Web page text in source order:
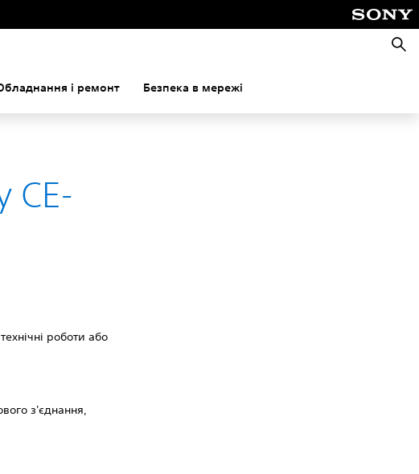
і ремонт Безпека в мережі
CE-
роботи або
з'єднання,